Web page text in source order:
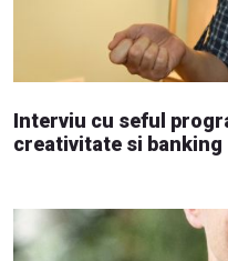
Interviu cu seful
creativitate si banking